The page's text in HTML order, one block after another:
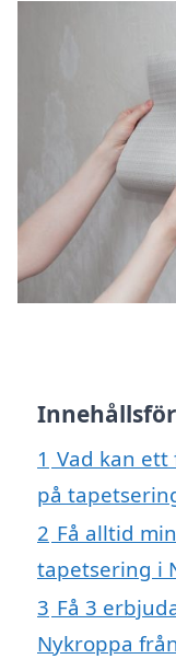
1 Vad kan
på
2 Få alltid
tapetsering i
3 Få 3
Nykroppa